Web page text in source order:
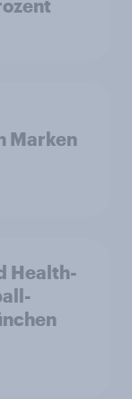
Marken
Health-